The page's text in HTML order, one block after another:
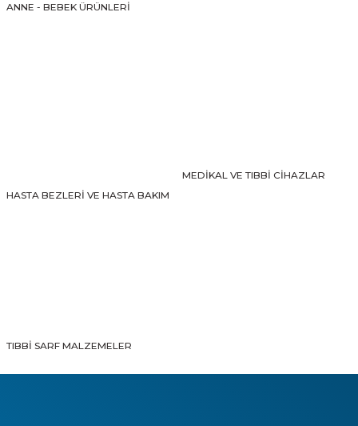
Bu ürüne benzer farklı alternatifler olmalı.
ANNE - BEBEK ÜRÜNLERİ
HASTA BEZLERİ VE HASTA BAKIM
MEDİKAL VE TIBBİ CİHAZLAR
TIBBİ SARF MALZEMELER